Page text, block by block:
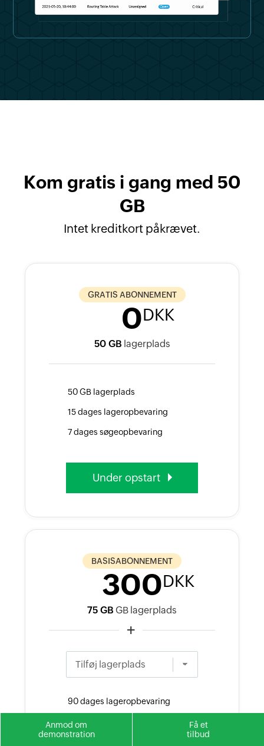
Kom gratis i gang med 50
GB
Intet kreditkort påkrævet.
GRATIS ABONNEMENT
0DKK
50 GB lagerplads
50 GB lagerplads
15 dages lageropbevaring
7 dages søgeopbevaring
Under opstart
BASISABONNEMENT
300DKK
75 GB GB lagerplads
+
Tilføj lagerplads
90 dages lageropbevaring
30 dages søgeopbevaring
Anmod om
demonstration
Få et
tilbud